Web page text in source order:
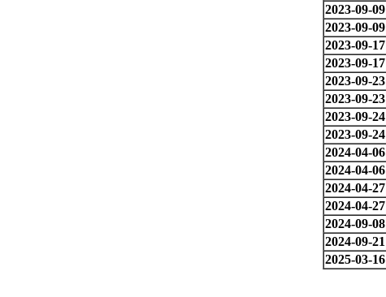
2023-09-09
2023-09-09
2023-09-17
2023-09-17
2023-09-23
2023-09-23
2023-09-24
2023-09-24
2024-04-06
2024-04-06
2024-04-27
2024-04-27
2024-09-08
2024-09-21
2025-03-16